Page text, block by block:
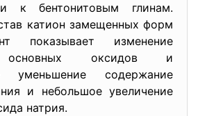
к бентонитовым глинам.
катион замещенных форм
показывает изменение
основных оксидов и
уменьшение содержание
и небольшое увеличение
натрия.